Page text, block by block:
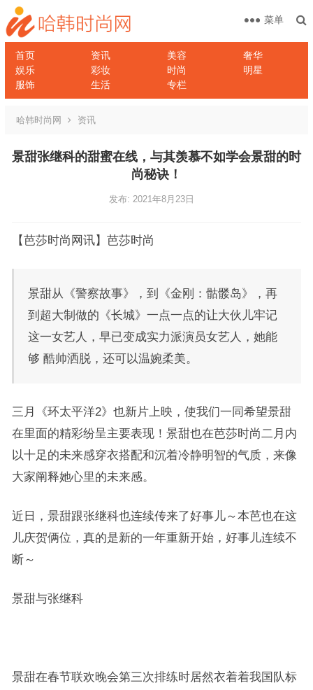
首页 资讯 美容
奢华
娱乐
彩妆 时尚
明星
服饰
生活 专栏
菜单
哈韩时尚网 资讯
景甜张继科的甜蜜在线，与其羡慕不如学会景甜的时
尚秘诀！
发布: 2021年8月23日
【芭莎时尚网讯】芭莎时尚
景甜从《警察故事》，到《金刚：骷髅岛》，再
到超大制做的《长城》一点一点的让大伙儿牢记
这一女艺人，早已变成实力派演员女艺人，她能
够 酷帅洒脱，还可以温婉柔美。
三月《环太平洋2》也新片上映，使我们一同希望景甜
在里面的精彩纷呈主要表现！景甜也在芭莎时尚二月内
以十足的未来感穿衣搭配和沉着冷静明智的气质，来像
大家阐释她心里的未来感。
近日，景甜跟张继科也连续传来了好事儿～本芭也在这
儿庆贺俩位，真的是新的一年重新开始，好事儿连续不
断～
景甜与张继科
景甜在春节联欢晚会第三次排练时居然衣着着我国队标